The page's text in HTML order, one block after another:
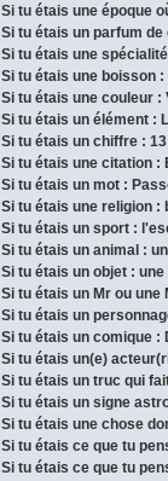
Si tu étais une époque
Si tu étais un parfum de
Si tu étais une
Si tu étais une boisson
Si tu étais une couleur :
Si tu étais un élément :
Si tu étais un chiffre : 13
Si tu étais une citation :
Si tu étais un mot :
Si tu étais une religion :
Si tu étais un sport :
Si tu étais un animal :
Si tu étais un objet :
Si tu étais un Mr ou une
Si tu étais un
Si tu étais un comique :
Si tu étais un(e)
Si tu étais un truc qui
Si tu étais un signe
Si tu étais une chose
Si tu étais ce que tu
Si tu étais ce que tu